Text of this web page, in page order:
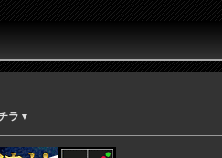
ラ▼